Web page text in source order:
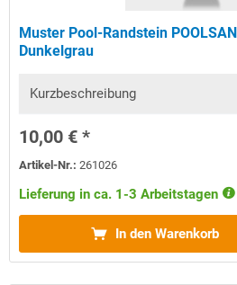
Muster Pool-Randstein
Dunkelgrau
Kurzbeschreibung
10,00 € *
Artikel-Nr.:261026
Lieferung in ca. 1-3 Arbeitstagen
In den Warenkorb